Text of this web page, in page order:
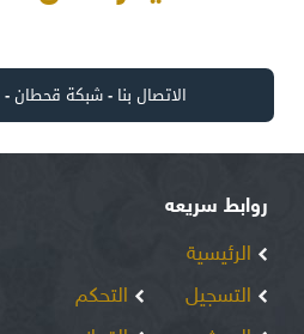
الاتصال بنا -شبكة قحطان-
روابط سريعه
الرئيسية
التسجيل
التحكم